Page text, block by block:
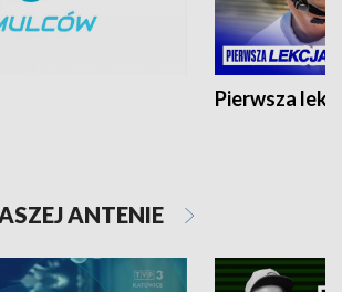
Pierwsza
ANTENIE